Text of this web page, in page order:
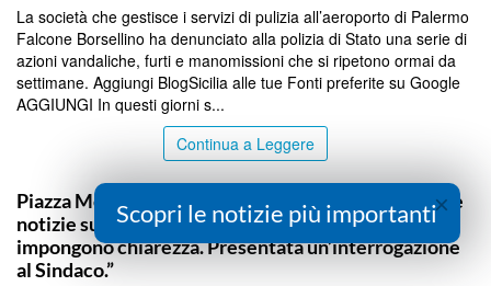
La società che gestisce i servizi di pulizia all’aeroporto di Palermo
Falcone Borsellino ha denunciato alla polizia di Stato una serie di
azioni vandaliche, furti e manomissioni che si ripetono ormai da
settimane. Aggiungi BlogSicilia alle tue Fonti preferite su Google
AGGIUNGI In questi giorni s...
Continua a Leggere
Piazza Mondello, Piampiano e Meli (Forza Italia): “Le
notizie sul prolungamento dello stop ai lavori
impongono chiarezza. Presentata un’interrogazione
al Sindaco.”
×
Scopri le notizie più importanti